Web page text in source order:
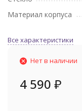
Материал корпуса
Все характеристики
Нет в наличии
4 590 ₽